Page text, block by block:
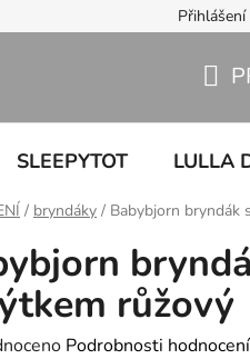
Přihlášení
SLEEPYTOT LULLA
/ bryndáky / Babybjorn bryndák
růžový
Podrobnosti hodnocení